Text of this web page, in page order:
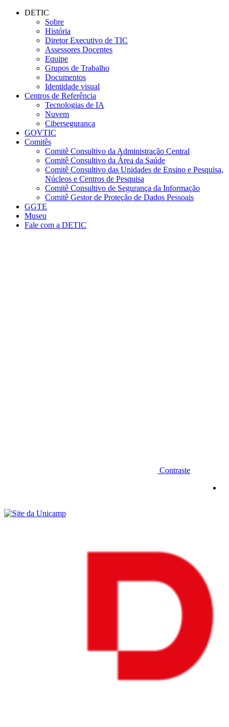
Conteúdo principal
DETIC
Sobre
História
Diretor Executivo de TIC
Assessores Docentes
Equipe
Grupos de Trabalho
Documentos
Identidade visual
Centros de Referência
Tecnologias de IA
Nuvem
Cibersegurança
GOVTIC
Comitês
Comitê Consultivo da Administração Central
Comitê Consultivo da Área da Saúde
Comitê Consultivo das Unidades de Ensino e Pesquisa,
Núcleos e Centros de Pesquisa
Comitê Consultivo de Segurança da Informação
Comitê Gestor de Proteção de Dados Pessoais
GGTE
Museu
Fale com a DETIC
Contraste